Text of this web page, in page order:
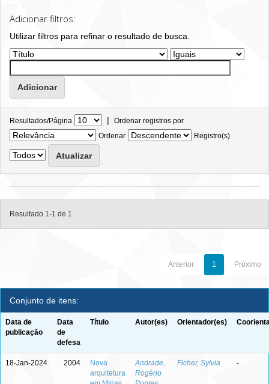
Adicionar filtros:
Utilizar filtros para refinar o resultado de busca.
Resultados/Página | Ordenar registros por
Ordenar
Registro(s)
Resultado 1-1 de 1.
Anterior 1 Próximo
Conjunto de itens:
Data de
publicação
Data
de
defesa
Título Autor(es) Orientador(es)
18-Jan-2024 2004
Nova
arquitetura
Andrade,
Rogério
Ficher, Sylvia -